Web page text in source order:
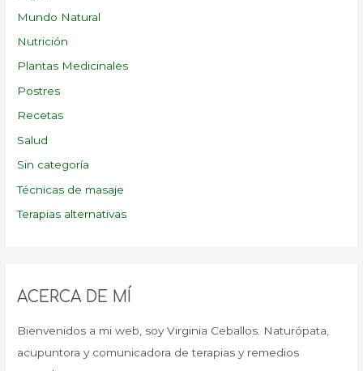
Mundo Natural
Nutrición
Plantas Medicinales
Postres
Recetas
Salud
Sin categoría
Técnicas de masaje
Terapias alternativas
ACERCA DE MÍ
Bienvenidos a mi web, soy Virginia Ceballos. Naturópata,
acupuntora y comunicadora de terapias y remedios